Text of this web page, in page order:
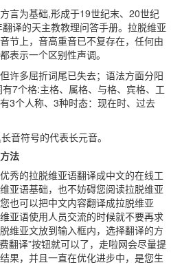
言为基础,形成于19世纪末、20世纪
译的天主教教理问答手册。拉脱维亚
节上，音高重音已不复存在，任何由
表示一个区别性声调。
许多屈折词尾已失去；语法方面分阳
7个格:主格、属格、与格、宾格、工
3个人称、3种时态：现在时、过去
音符号的代表长元音。
法
秀的拉脱维亚语翻译成中文的在线工
亚语基础，也不妨碍您阅读拉脱维亚
也可以把中文内容翻译成拉脱维亚
亚语使用人员交流的时候就不要再求
维亚文放到输入框内，选择翻译的方
翻译”按钮就可以了，走啦网会尽量提
果，并且一直在优化进步中，是您生